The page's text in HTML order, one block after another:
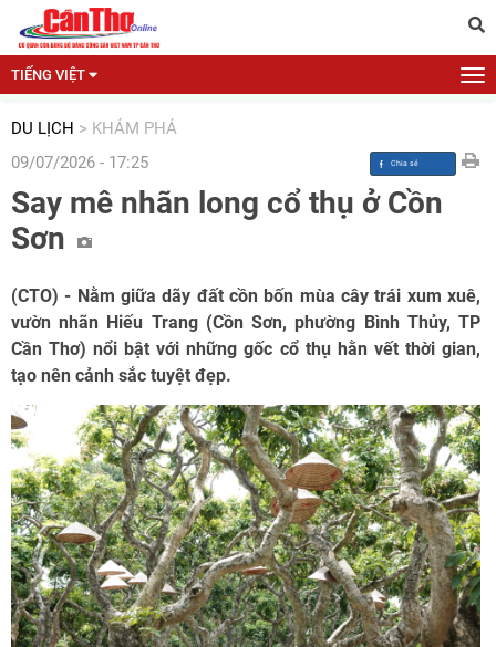
TIẾNG VIỆT
DU LỊCH > KHÁM PHÁ
09/07/2026 - 17:25
Say mê nhãn long cổ thụ ở Cồn
Sơn
(CTO) - Nằm giữa dãy đất cồn bốn mùa cây trái xum xuê,
vườn nhãn Hiếu Trang (Cồn Sơn, phường Bình Thủy, TP
Cần Thơ) nổi bật với những gốc cổ thụ hằn vết thời gian,
tạo nên cảnh sắc tuyệt đẹp.